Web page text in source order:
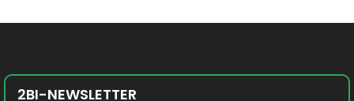
2BI-NEWSLETTER